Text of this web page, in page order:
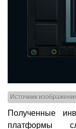
Источник
Полученные
платформы